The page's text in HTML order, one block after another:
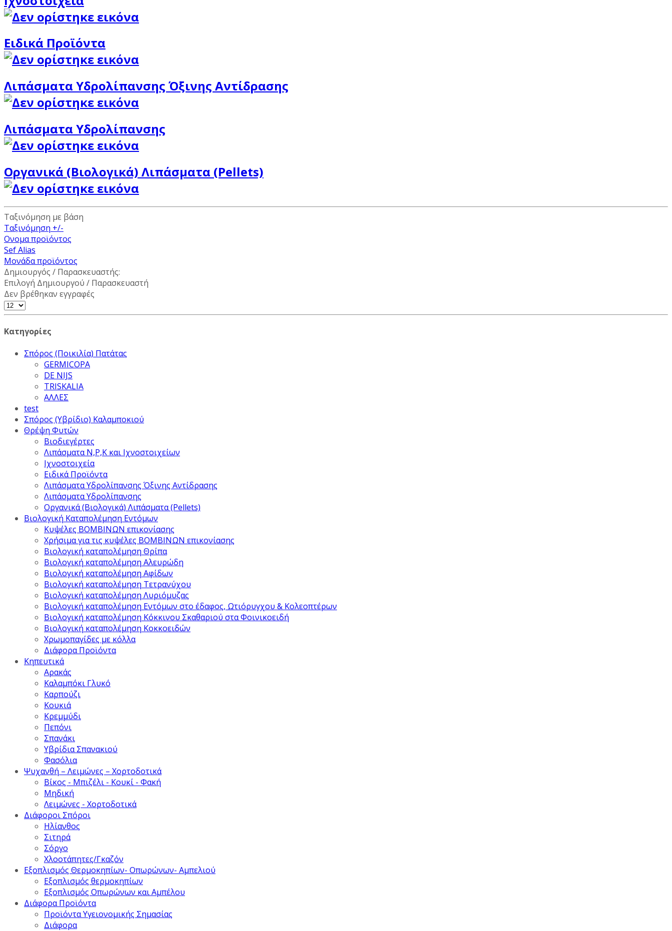
Ειδικά Προϊόντα
Λιπάσματα Υδρολίπανσης Όξινης Αντίδρασης
Λιπάσματα Υδρολίπανσης
Οργανικά (Βιολογικά) Λιπάσματα (Pellets)
Ταξινόμηση με βάση
Ταξινόμηση +/-
Ονομα προϊόντος
Sef Alias
Μονάδα προϊόντος
Δημιουργός / Παρασκευαστής:
Επιλογή Δημιουργού / Παρασκευαστή
Δεν βρέθηκαν εγγραφές
Κατηγορίες
Σπόρος (Ποικιλία) Πατάτας
GERMICOPA
DE NIJS
TRISKALIA
ΑΛΛΕΣ
test
Σπόρος (Υβρίδιο) Καλαμποκιού
Θρέψη Φυτών
Βιοδιεγέρτες
Λιπάσματα Ν,Ρ,Κ και Ιχνοστοιχείων
Ιχνοστοιχεία
Ειδικά Προϊόντα
Λιπάσματα Υδρολίπανσης Όξινης Αντίδρασης
Λιπάσματα Υδρολίπανσης
Οργανικά (Βιολογικά) Λιπάσματα (Pellets)
Βιολογική Καταπολέμηση Εντόμων
Κυψέλες ΒΟΜΒΙΝΩΝ επικονίασης
Χρήσιμα για τις κυψέλες ΒΟΜΒΙΝΩΝ επικονίασης
Βιολογική καταπολέμηση Θρίπα
Βιολογική καταπολέμηση Αλευρώδη
Βιολογική καταπολέμηση Αφίδων
Βιολογική καταπολέμηση Τετρανύχου
Βιολογική καταπολέμηση Λυριόμυζας
Βιολογική καταπολέμηση Εντόμων στο έδαφος, Ωτιόρυγχου & Κολεοπτέρων
Βιολογική καταπολέμηση Κόκκινου Σκαθαριού στα Φοινικοειδή
Βιολογική καταπολέμηση Κοκκοειδών
Χρωμοπαγίδες με κόλλα
Διάφορα Προϊόντα
Κηπευτικά
Αρακάς
Καλαμπόκι Γλυκό
Καρπούζι
Κουκιά
Κρεμμύδι
Πεπόνι
Σπανάκι
Υβρίδια Σπανακιού
Φασόλια
Ψυχανθή – Λειμώνες – Χορτοδοτικά
Βίκος - Μπιζέλι - Κουκί - Φακή
Μηδική
Λειμώνες - Χορτοδοτικά
Διάφοροι Σπόροι
Ηλίανθος
Σιτηρά
Σόργο
Χλοοτάπητες/Γκαζόν
Εξοπλισμός Θερμοκηπίων- Οπωρώνων- Αμπελιού
Εξοπλισμός θερμοκηπίων
Εξοπλισμός Οπωρώνων και Αμπέλου
Διάφορα Προϊόντα
Προϊόντα Υγειονομικής Σημασίας
Διάφορα